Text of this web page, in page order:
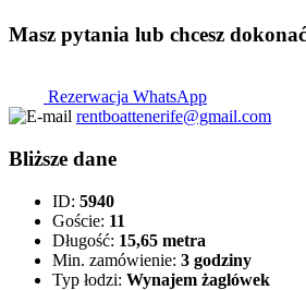
Masz pytania lub chcesz
Rezerwacja WhatsApp
rentboattenerife@gmail.com
Bliższe dane
ID: 5940
Goście: 11
Długość: 15,65 metra
Min. zamówienie: 3 godziny
Typ łodzi: Wynajem żaglówek